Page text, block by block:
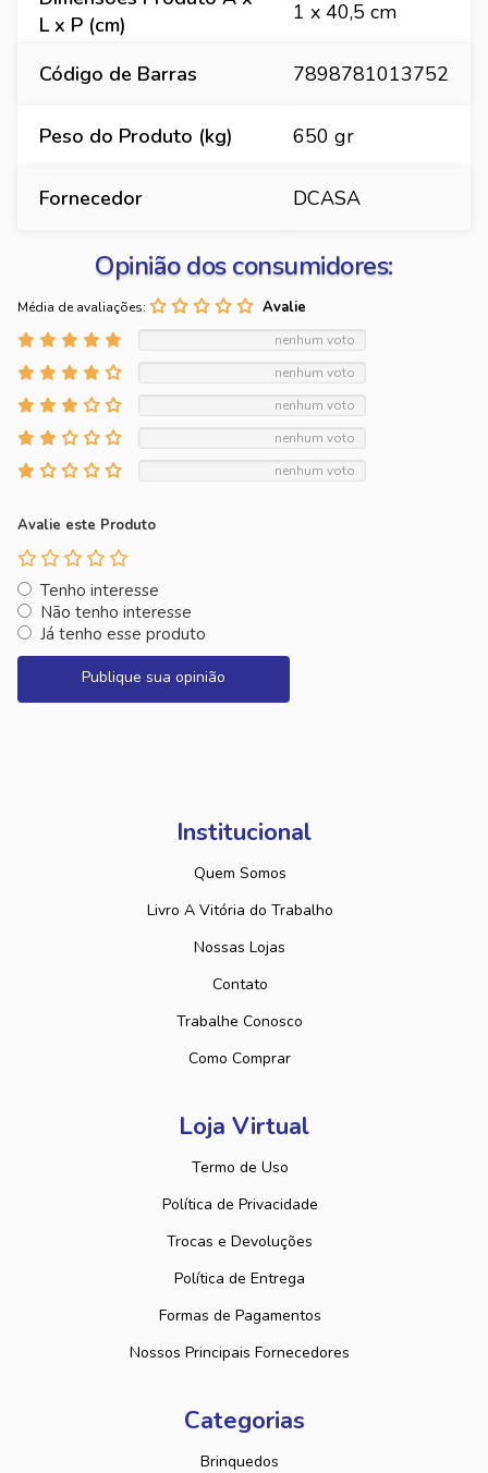
L x P (cm)
1 x 40,5 cm
Código de Barras 7898781013752
Peso do Produto (kg) 650 gr
Fornecedor DCASA
Opinião dos consumidores:
Média de avaliações:
nenhum voto
nenhum voto
nenhum voto
nenhum voto
nenhum voto
Avalie este Produto
Tenho interesse
Não tenho interesse
Já tenho esse produto
Publique sua opinião
Institucional
Quem Somos
Livro A Vitória do Trabalho
Nossas Lojas
Contato
Trabalhe Conosco
Como Comprar
Loja Virtual
Termo de Uso
Política de Privacidade
Trocas e Devoluções
Política de Entrega
Formas de Pagamentos
Nossos Principais Fornecedores
Categorias
Brinquedos